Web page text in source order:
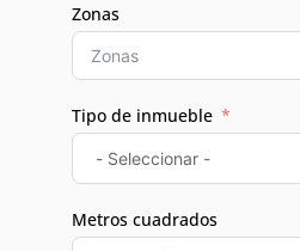
Zonas
Tipo de inmueble
Metros cuadrados